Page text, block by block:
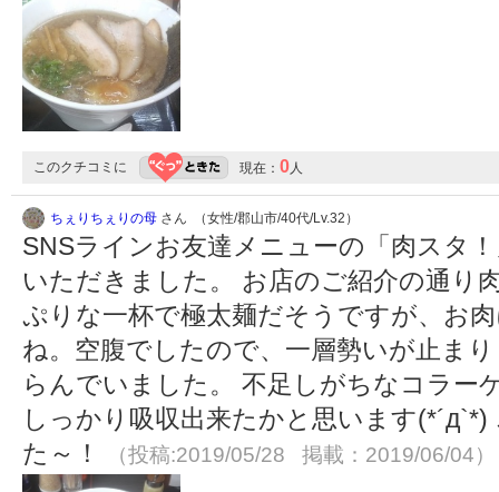
このクチコミに 現在： 0人
ちぇりちぇりの母 さん （女性/郡山市/40代/Lv.32）
SNSラインお友達メニューの「肉スタ
いただきました。 お店のご紹介の通り
ぷりな一杯で極太麺だそうですが、お
ね。空腹でしたので、一層勢いが止ま
らんでいました。 不足しがちなコラー
しっかり吸収出来たかと思います
た～！
（投稿:2019/05/28 掲載：2019/06/04）